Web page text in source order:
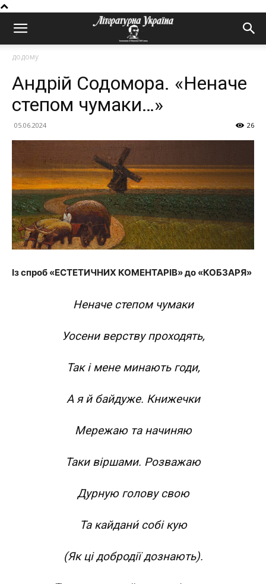
додому
Андрій Содомора. «Неначе
степом чумаки…»
05.06.2024 26
Із спроб «ЕСТЕТИЧНИХ КОМЕНТАРІВ» до «КОБЗАРЯ»
Неначе степом чумаки
Уосени верству проходять,
Так і мене минають годи,
А я й байдуже. Книжечки
Мережаю та начиняю
Таки віршами. Розважаю
Дурную голову свою
Та кайдани́ собі кую
(Як ці добродії дознають).